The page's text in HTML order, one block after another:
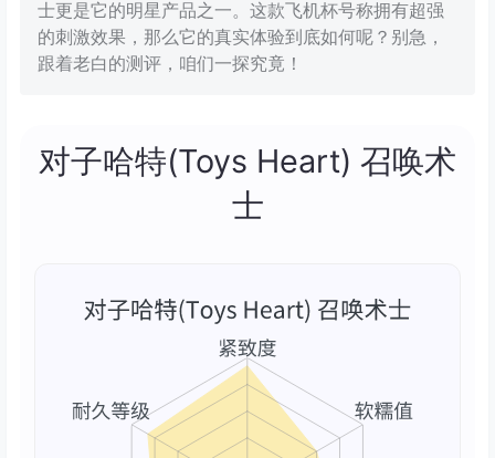
士更是它的明星产品之一。这款飞机杯号称拥有超强
的刺激效果，那么它的真实体验到底如何呢？别急，
跟着老白的测评，咱们一探究竟！
对子哈特(Toys Heart) 召唤术
士